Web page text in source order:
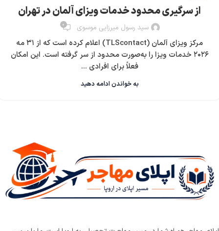
از سرگیری محدود خدمات ویزای آلمان در تهران
سید رسول میرزایی موسوی 0
مرکز ویزای آلمان (TLScontact) اعلام کرده است که از ۳۱ مه
۲۰۲۶ خدمات ویزا را به‌صورت محدود از سر گرفته است. این امکان
فعلاً برای افرادی ...
به خواندن ادامه دهید